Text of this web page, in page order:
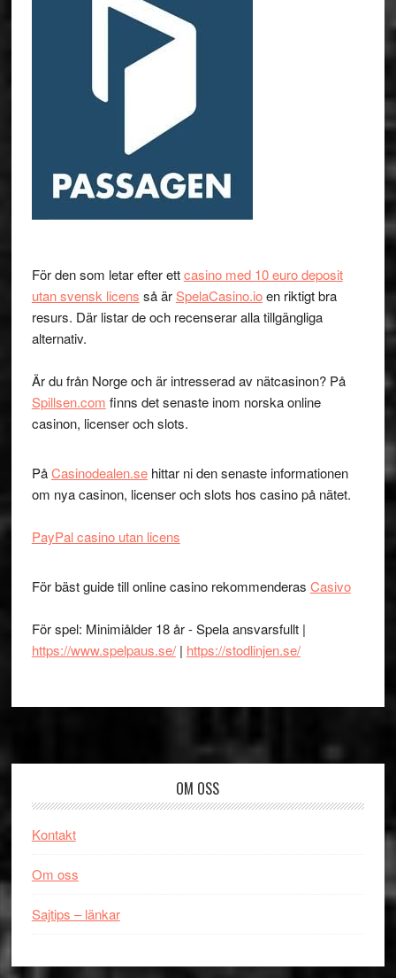
För den som letar efter ettcasino med 10 euro deposit
utan svensk licens så ärSpelaCasino.ioen riktigt bra
resurs. Där listar de och recenserar alla tillgängliga
alternativ.
Är du från Norge och är intresserad av nätcasinon? På
Spillsen.com finns det senaste inom norska online
casinon, licenser och slots.
PåCasinodealen.sehittar ni den senaste informationen
om nya casinon, licenser och slots hos casino på nätet.
PayPal casino utan licens
För bäst guide till online casino rekommenderas Casivo
För spel: Minimiålder 18 år - Spela ansvarsfullt |
https://www.spelpaus.se/| https://stodlinjen.se/
OM OSS
Kontakt
Om oss
Sajtips – länkar